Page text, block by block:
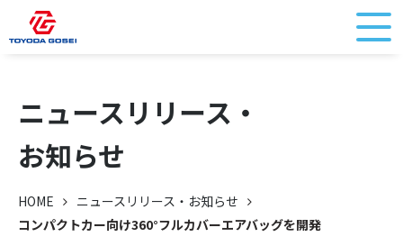
ニュースリリース・
お知らせ
HOME
ニュースリリース・お知らせ
コンパクトカー向け360°フルカバーエアバッグを開発